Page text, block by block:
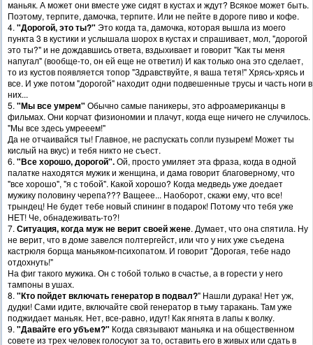
маньяк. А может они вместе уже сидят в кустах и ждут? Всякое может быть.
Поэтому, терпите, дамочка, терпите. Или не пейте в дороге пиво и кофе.
4."Дорогой, это ты?" Это когда та, дамочка, которая вышла из моего
пункта 3 в кустики и услышала шорох в кустах и спрашивает, мол, "дорогой
это ты?" и не дождавшись ответа, вздыхивает и говорит "Как ты меня
напугал" (вообще-то, он ей еще не ответил) И как только она это сделает,
то из кустов появляется топор "Здравствуйте, я ваша тетя!" Хрясь-хрясь и
все. И уже потом "дорогой" находит одни подвешенные трусы и часть ноги в
них...
5."Мы все умрем" Обычно самые паникеры, это афроамериканцы в
фильмах. Они корчат физиономии и плачут, когда еще ничего не случилось.
"Мы все здесь умрееем!"
Да не отчаивайся ты! Главное, не распускать сопли пузырем! Может ты
кислый на вкус) и тебя никто не съест.
6."Все хорошо, дорогой".Ой, просто умиляет эта фраза, когда в одной
палатке находятся мужик и женщина, и дама говорит благоверному, что
"все хорошо", "я с тобой". Какой хорошо? Когда медведь уже доедает
мужику половину черепа??? Ващеее... Наоборот, скажи ему, что все!
трындец! Не будет тебе новый спининг в подарок! Потому что тебя уже
НЕТ! Че, обнадеживать-то?!
7.Ситуация, когда муж не верит своей жене. Думает, что она спятила. Ну
не верит, что в доме завелся полтергейст, или что у них уже съедена
кастрюля борща маньяком-психопатом. И говорит "Дорогая, тебе надо
отдохнуть!"
На фиг такого мужика. Он с тобой только в счастье, а в горести у него
тампоны в ушах.
8."Кто пойдет включать генератор в подвал?" Нашли дурака! Нет уж,
дудки! Сами идите, включайте свой генератор в тьму таракань. Там уже
поджидает маньяк. Нет, все-равно, идут! Как ягнята в лапы к волку.
9."Давайте его убъем?" Когда связывают маньяка и на общественном
совете из трех человек голосуют за то, оставить его в живых или сдать в